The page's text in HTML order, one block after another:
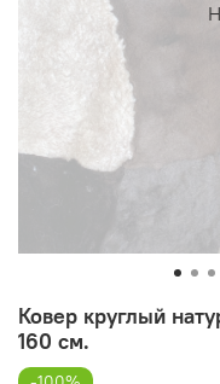
Ковер круглый
160 см.